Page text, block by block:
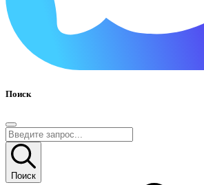
Поиск
Поиск